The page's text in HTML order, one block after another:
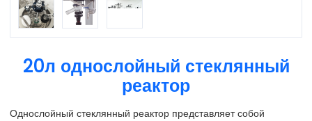
20л однослойный стеклянный
реактор
Однослойный стеклянный реактор представляет собой